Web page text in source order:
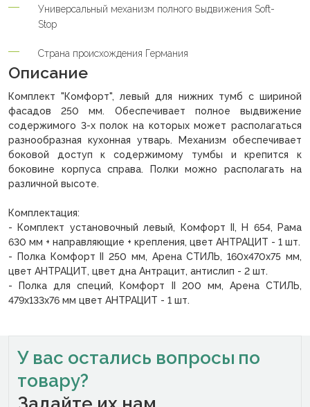
Универсальный механизм полного выдвижения Soft-
Stop
Страна происхождения Германия
Описание
Комплект "Комфорт", левый для нижних тумб с шириной
фасадов 250 мм. Обеспечивает полное выдвижение
содержимого 3-х полок на которых может располагаться
разнообразная кухонная утварь. Механизм обеспечивает
боковой доступ к содержимому тумбы и крепится к
боковине корпуса справа. Полки можно располагать на
различной высоте.
Комплектация:
- Комплект установочный левый, Комфорт II, H 654, Рама
630 мм + направляющие + крепления, цвет АНТРАЦИТ - 1 шт.
- Полка Комфорт II 250 мм, Арена СТИЛЬ, 160x470x75 мм,
цвет АНТРАЦИТ, цвет дна Антрацит, антислип - 2 шт.
- Полка для специй, Комфорт II 200 мм, Арена СТИЛЬ,
479x133x76 мм цвет АНТРАЦИТ - 1 шт.
У вас остались вопросы по
товару?